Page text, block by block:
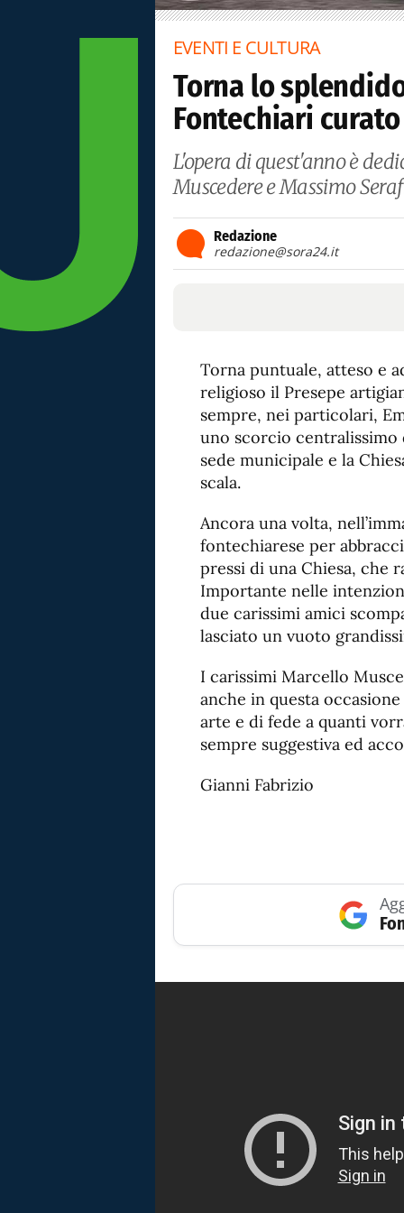
EVENTI E CULTURA
Torna lo
Fontechiari
L'opera di quest'anno è
Muscedere e Massimo
Redazione
redazione@sora24.it
Torna puntuale, atteso e
religioso il Presepe
sempre, nei particolari,
uno scorcio centralissimo
sede municipale e la
scala.
Ancora una volta,
fontechiarese per
pressi di una Chiesa, che
Importante nelle
due carissimi amici
lasciato un vuoto
I carissimi Marcello
anche in questa
arte e di fede a quanti
sempre suggestiva ed
Gianni Fabrizio